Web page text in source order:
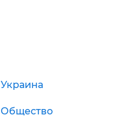
Украина
Общество